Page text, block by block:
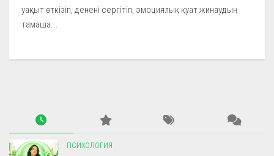
уақыт өткізіп, денені сергітіп, эмоциялық қуат жинаудың
тамаша...
ПСИХОЛОГИЯ